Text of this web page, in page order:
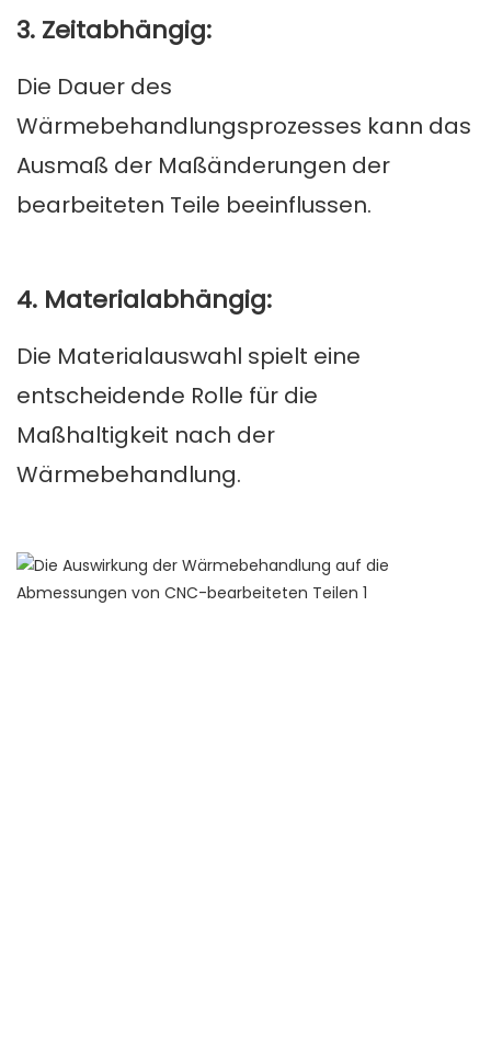
3. Zeitabhängig:
Die Dauer des
Wärmebehandlungsprozesses kann das
Ausmaß der Maßänderungen der
bearbeiteten Teile beeinflussen.
4. Materialabhängig:
Die Materialauswahl spielt eine
entscheidende Rolle für die
Maßhaltigkeit nach der
Wärmebehandlung.